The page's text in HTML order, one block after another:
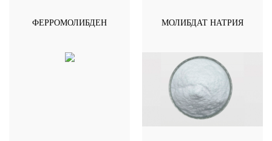
ФЕРРОМОЛИБДЕН МОЛИБДАТ НАТРИЯ